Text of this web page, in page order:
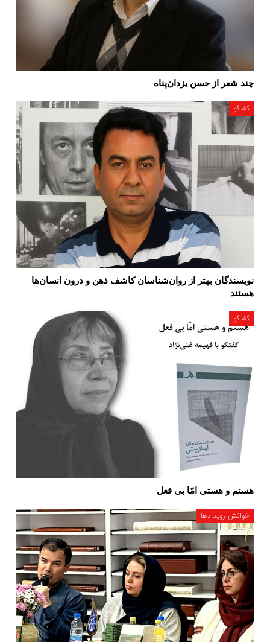
چند شعر از حسن یزدان‌پناه
گفتگو
نویسندگان بهتر از روان‌شناسان کاشف ذهن و درون انسان‌ها
هستند
گفتگو
هستم و هستی امّا بی فعل
خوانشِ رویدادها